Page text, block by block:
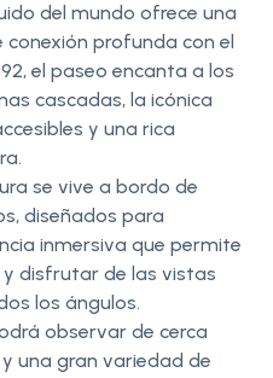
del mundo ofrece una
conexión profunda con el
el paseo encanta a los
cascadas, la icónica
y una rica
se vive a bordo de
diseñados para
inmersiva que permite
disfrutar de las vistas
los ángulos.
observar de cerca
una gran variedad de